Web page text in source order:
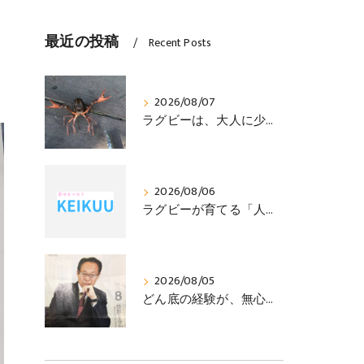
最近の投稿 Recent Posts
2026/08/07
ラグビーは、大人に少年の心をいつまでも持ち続けさせる
2026/08/06
ラグビーが育てる「人を思いやる心」
2026/08/05
どん底の経験が、無心の境地へ導いてくれる